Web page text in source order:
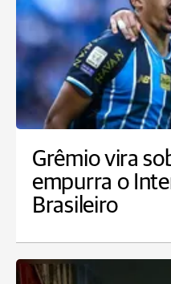
Grêmio vira
empurra o
Brasileiro